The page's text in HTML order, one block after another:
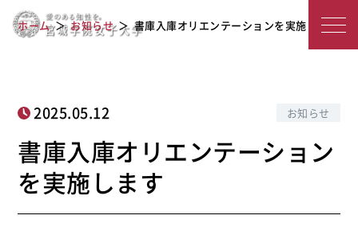
宮
女
子
大
書庫入庫オリエンテーションを実施し
ます
ホーム お知らせ 書庫入庫オリエンテーションを実施します
2025.05.12 お知らせ
書庫入庫オリエンテーション
を実施します